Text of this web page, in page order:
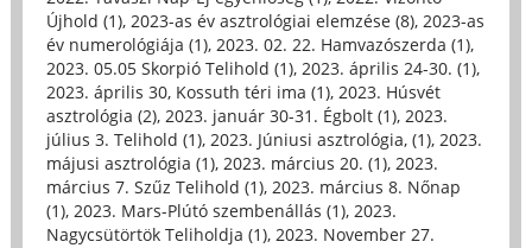
Újhold (1), 2023-as év asztrológiai elemzése (8), 2023-as
év numerológiája (1), 2023. 02. 22. Hamvazószerda (1),
2023. 05.05 Skorpió Telihold (1), 2023. április 24-30. (1),
2023. április 30, Kossuth téri ima (1), 2023. Húsvét
asztrológia (2), 2023. január 30-31. Égbolt (1), 2023.
július 3. Telihold (1), 2023. Júniusi asztrológia, (1), 2023.
májusi asztrológia (1), 2023. március 20. (1), 2023.
március 7. Szűz Telihold (1), 2023. március 8. Nőnap
(1), 2023. Mars-Plútó szembenállás (1), 2023.
Nagycsütörtök Teliholdja (1), 2023. November 27.